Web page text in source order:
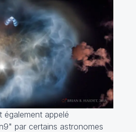
également appelé
par certains astronomes